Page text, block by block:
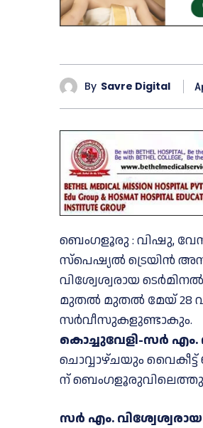
By Savre Digital
ബെംഗളൂരു : വിഷു,
സ്പെഷ്യല്‍ ട്രെയിന്‍
വിശ്വേശ്വരായ
മുതല്‍ മുതൽ മേയ് 28
സർവീസുകളുണ്ടാകും.
കൊച്ചുവേളി-സർ എം.
ചൊവ്വാഴ്ചയും വൈകീട്ട്
ന്
സർ എം. വിശ്വേശ്വരായ